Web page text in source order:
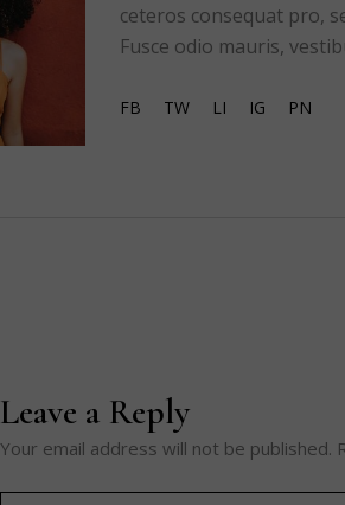
ceteros consequat pro,
Fusce odio mauris,
FB TW LI IG PN
Leave a Reply
Your email address will not be published.